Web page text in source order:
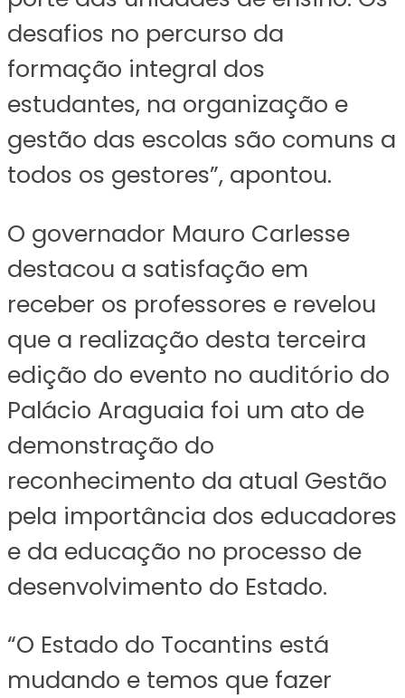
desafios no percurso da
formação integral dos
estudantes, na organização e
gestão das escolas são comuns a
todos os gestores”, apontou.
O governador Mauro Carlesse
destacou a satisfação em
receber os professores e revelou
que a realização desta terceira
edição do evento no auditório do
Palácio Araguaia foi um ato de
demonstração do
reconhecimento da atual Gestão
pela importância dos educadores
e da educação no processo de
desenvolvimento do Estado.
“O Estado do Tocantins está
mudando e temos que fazer